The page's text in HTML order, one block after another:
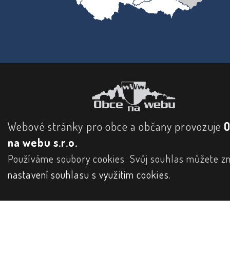
Webové stránky pro obce a občany provozuje
na webu s.r.o.
Používáme soubory cookies. Svůj souhlas můžete
nastavení souhlasu s využitím cookies.